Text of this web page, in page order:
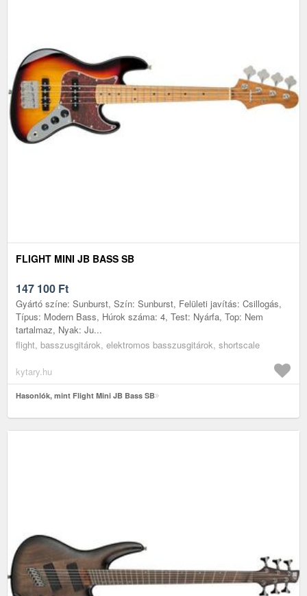
FLIGHT MINI JB BASS SB
147 100 Ft
Gyártó színe: Sunburst, Szín: Sunburst, Felületi javítás: Csillogás,
Típus: Modern Bass, Húrok száma: 4, Test: Nyárfa, Top: Nem
tartalmaz, Nyak: Ju...
flight, basszusgitárok, elektromos basszusgitárok, shortscale
kytary.hu
Hasonlók, mint Flight Mini JB Bass SB